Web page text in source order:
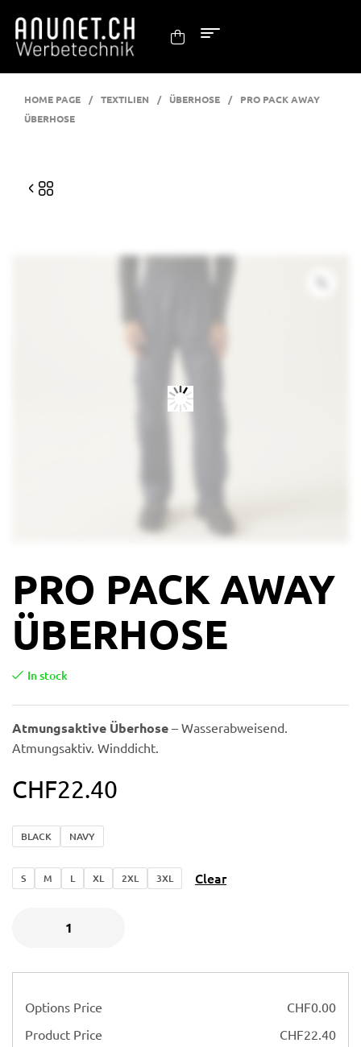
HOME PAGE / TEXTILIEN / ÜBERHOSE /
PRO PACK AWAY
ÜBERHOSE
PRO PACK AWAY
ÜBERHOSE
In stock
Atmungsaktive Überhose – Wasserabweisend.
Atmungsaktiv. Winddicht.
CHF22.40
BLACK NAVY
S M L XL 2XL 3XL Clear
Options Price CHF0.00
Product Price
CHF22.40